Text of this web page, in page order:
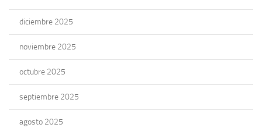
diciembre 2025
noviembre 2025
octubre 2025
septiembre 2025
agosto 2025